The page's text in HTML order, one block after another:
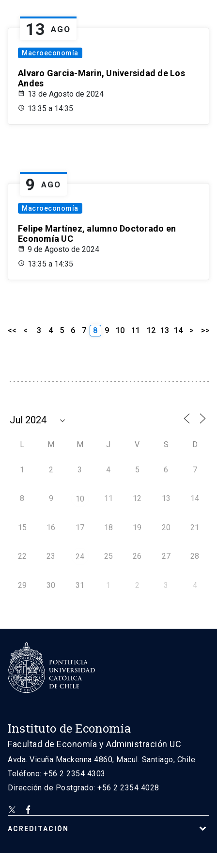
13 AGO
Macroeconomía
Alvaro Garcia-Marin, Universidad de Los
Andes
13 de Agosto de 2024
13:35 a 14:35
9 AGO
Macroeconomía
Felipe Martínez, alumno Doctorado en
Economía UC
9 de Agosto de 2024
13:35 a 14:35
<< < 3 4 5 6 7 8 9 10 11 12 13 14 > >>
L M M J V S D
1 2 3 4 5 6 7
8 9 10 11 12 13 14
15 16 17 18 19 20 21
22 23 24 25 26 27 28
29 30 31 1 2 3 4
Instituto de Economía
Facultad de Economía y Administración UC
Avda. Vicuña Mackenna 4860, Macul. Santiago, Chile
Teléfono: +56 2 2354 4303
Dirección de Postgrado: +56 2 2354 4028
ACREDITACIÓN